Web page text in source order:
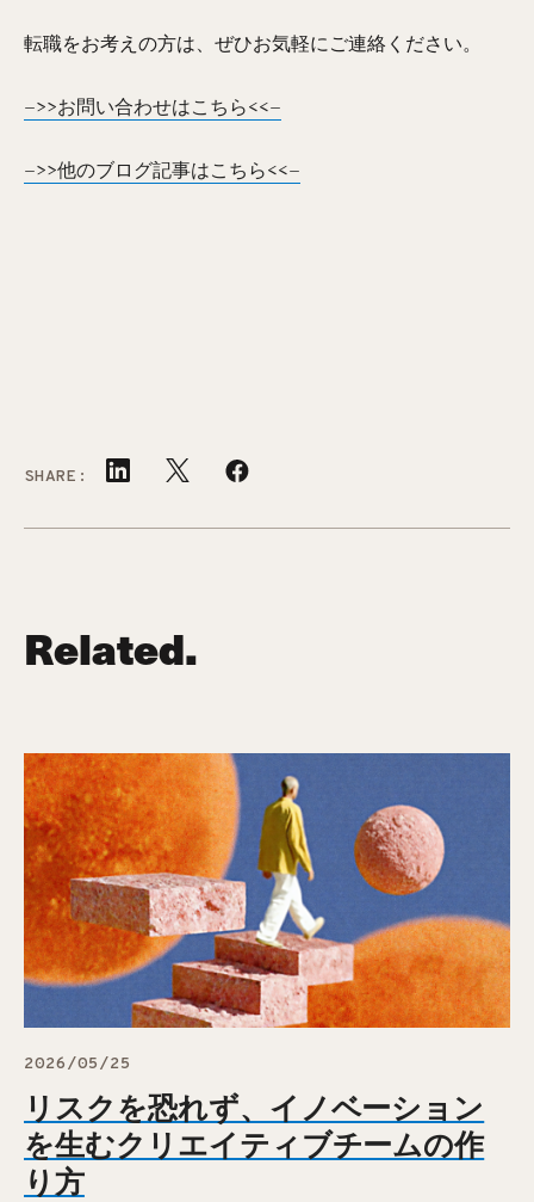
転職をお考えの方は、ぜひお気軽にご連絡ください。
–>>お問い合わせはこちら<<–
–>>他のブログ記事はこちら<<–
SHARE:
Related.
2026/05/25
リスクを恐れず、イノベーション
を生むクリエイティブチームの作
り方